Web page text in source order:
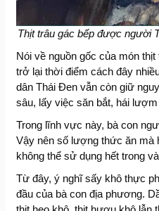
Thịt trâu gác bếp được người
Nói về nguồn gốc của món
trở lại thời điểm cách đây
dân Thái Đen vẫn còn giữ
sâu, lấy việc săn bắt, hái
Trong lĩnh vực này, bà con
Vậy nên số lượng thức ăn mà
không thể sử dụng hết trong
Từ đây, ý nghĩ sấy khô thực
đầu của bà con địa phương.